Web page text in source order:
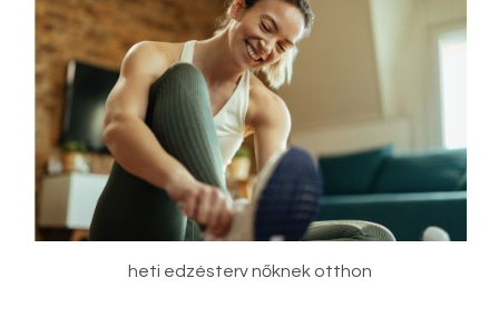
heti edzésterv nőknek otthon